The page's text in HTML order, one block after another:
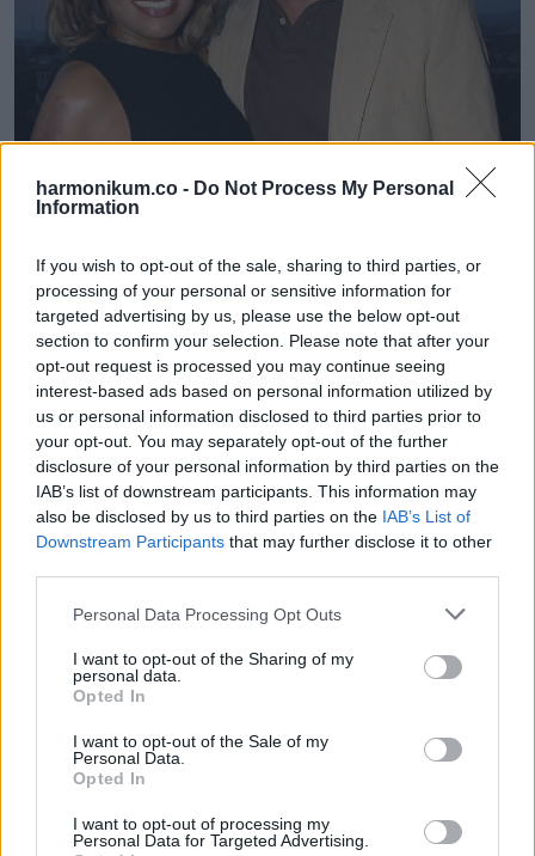
harmonikum.co - Do Not Process My Personal
Information
If you wish to opt-out of the sale, sharing to third parties, or
processing of your personal or sensitive information for
targeted advertising by us, please use the below opt-out
section to confirm your selection. Please note that after your
opt-out request is processed you may continue seeing
interest-based ads based on personal information utilized by
us or personal information disclosed to third parties prior to
your opt-out. You may separately opt-out of the further
disclosure of your personal information by third parties on the
IAB’s list of downstream participants. This information may
also be disclosed by us to third parties on the IAB’s List of
Downstream Participants that may further disclose it to other
Please note that this website/app uses one or more Google
not limited to your visit or usage behaviour. You may click to
grant or deny consent to Google and its third-party tags to
use your data for below specified purposes in below Google
consent section.
Personal Data Processing Opt Outs
I want to opt-out of the Sharing of my
personal data.
Opted In
I want to opt-out of the Sale of my
Personal Data.
Opted In
I want to opt-out of processing my
Personal Data for Targeted Advertising.
10. Susan Sarandon és Tim Robbins – 12 év különbség
Embed from Getty Images